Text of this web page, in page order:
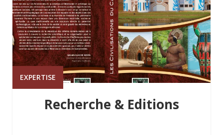
EXPERTISE
Recherche & Editions